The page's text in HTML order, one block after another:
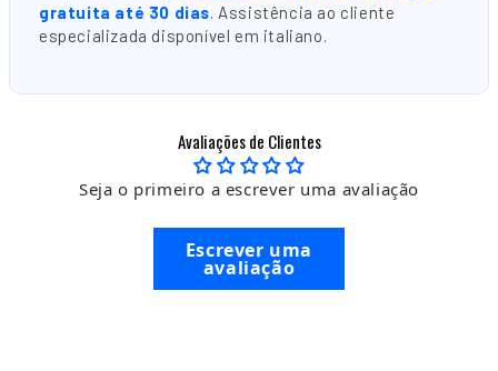
gratuita até 30 dias. Assistência ao cliente
especializada disponível em italiano.
Avaliações de Clientes
Seja o primeiro a escrever uma avaliação
Escrever uma
avaliação